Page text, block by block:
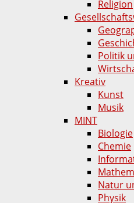
Religion
Politik
Kreativ
Kunst
Musik
MINT
Biologie
Chemie
Natur
Physik